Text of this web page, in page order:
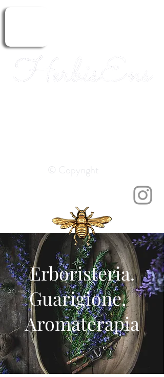
© Copyright
Erboristeria.
Guarigione,
Aromaterapia